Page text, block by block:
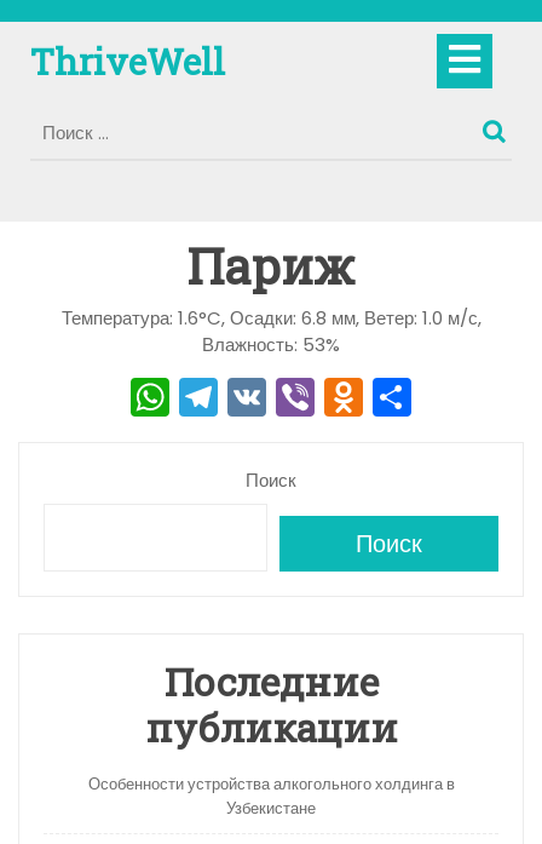
содержимому
ThriveWell
Париж
Температура: 1.6°C, Осадки: 6.8 мм, Ветер: 1.0 м/с,
Влажность: 53%
W
h
T
el
e
V
K
Vi
b
O
d
o
kl
a
s
ni
ki
а
в
и
Поиск
Поиск
Последние
публикации
Особенности устройства алкогольного холдинга в
Узбекистане